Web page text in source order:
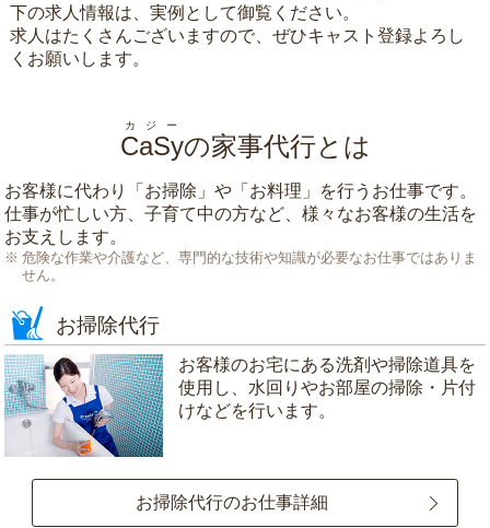
下の求人情報は、実例として御覧ください。
求人はたくさんございますので、ぜひキャスト登録よろし
くお願いします。
CaSy
カジー
の家事代行とは
お客様に代わり「 お掃除 」や「 お料理 」を行うお仕事です。
仕事が忙しい方、子育て中の方など、様々なお客様の生活を
お支えします。
危険な作業や介護など、専門的な技術や知識が必要なお仕事ではありま
せん。
お掃除代行
お客様のお宅にある洗剤や掃除道具を
使用し、水回りやお部屋の掃除・片付
けなどを行います。
お掃除代行のお仕事詳細